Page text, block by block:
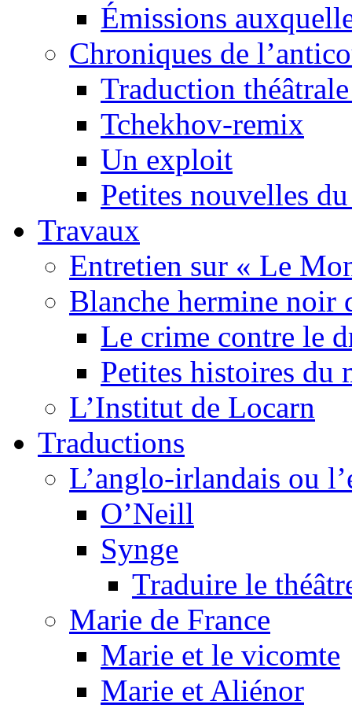
Émissions
Chroniques de
Traduction
Tchekhov-remix
Un exploit
Petites nouvelles
Travaux
Entretien sur « Le
Blanche hermine noir
Le crime contre le
Petites histoires du
L’Institut de Locarn
Traductions
L’anglo-irlandais ou
O’Neill
Synge
Traduire le
Marie de France
Marie et le vicomte
Marie et Aliénor